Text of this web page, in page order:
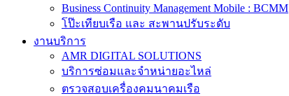
Business Continuity Management Mobile : BCMM
โป๊ะเทียบเรือ และ สะพานปรับระดับ
งานบริการ
AMR DIGITAL SOLUTIONS
บริการซ่อมและจำหน่ายอะไหล่
ตรวจสอบเครื่องคมนาคมเรือ